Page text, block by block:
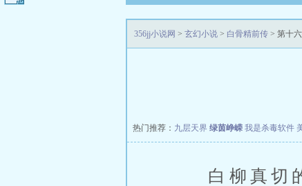
356jj小说网 > 玄幻小说 > 白骨精前传 > 第十
热门推荐： 九层天界 绿茵峥嵘 我是杀毒软件
白柳真切的